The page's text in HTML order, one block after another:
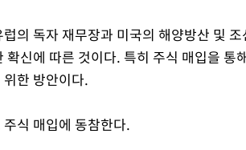
의 독자 재무장과 미국의 해양방산 및
확신에 따른 것이다. 특히 주식 매입을
한 방안이다.
식 매입에 동참한다.